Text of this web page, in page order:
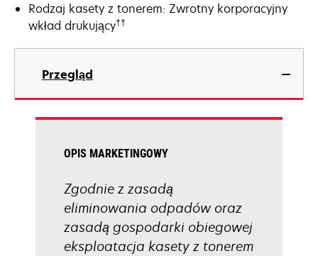
Rodzaj kasety z tonerem: Zwrotny korporacyjny
wkład drukujący††
Przegląd
OPIS MARKETINGOWY
Zgodnie z zasadą
eliminowania odpadów oraz
zasadą gospodarki obiegowej
eksploatacja kasety z tonerem